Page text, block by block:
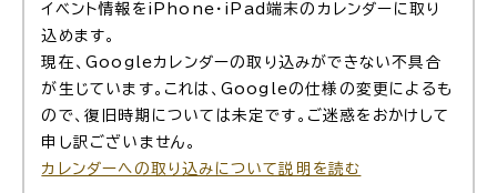
イベント情報をiPhone・iPad端末のカレンダーに取り
込めます。
現在、Googleカレンダーの取り込みができない不具合
が生じています。これは、Googleの仕様の変更によるも
ので、復旧時期については未定です。ご迷惑をおかけして
申し訳ございません。
カレンダーへの取り込みについて説明を読む